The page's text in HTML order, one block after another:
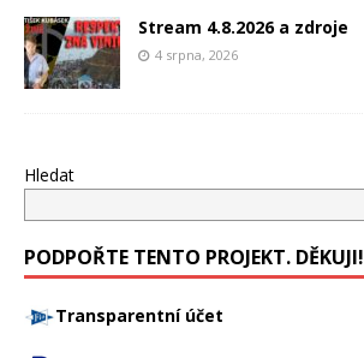
Stream 4.8.2026 a zdroje
4 srpna, 2026
Hledat
PODPOŘTE TENTO PROJEKT. DĚKUJI!
Transparentní účet